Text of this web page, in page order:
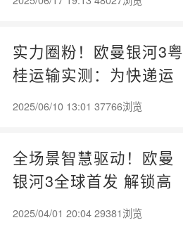
实力圈粉！欧曼银河3粤
桂运输实测：为快递运
输高效运营提供全新范
2025/06/10 13:01 37766浏览
全场景智慧驱动！欧曼
银河3全球首发 解锁高
2025/04/01 20:04 29381浏览